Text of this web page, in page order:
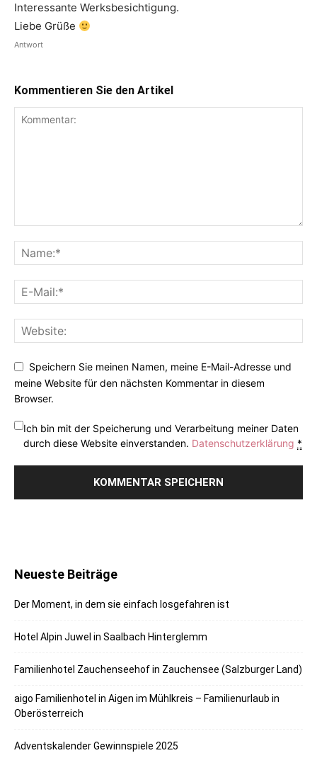
Interessante Werksbesichtigung.
Liebe Grüße
Antwort
Kommentieren Sie den Artikel
Speichern Sie meinen Namen, meine E-Mail-Adresse und
meine Website für den nächsten Kommentar in diesem
Browser.
Ich bin mit der Speicherung und Verarbeitung meiner Daten
durch diese Website einverstanden. Datenschutzerklärung *
Neueste Beiträge
Der Moment, in dem sie einfach losgefahren ist
Hotel Alpin Juwel in Saalbach Hinterglemm
Familienhotel Zauchenseehof in Zauchensee (Salzburger Land)
aigo Familienhotel in Aigen im Mühlkreis – Familienurlaub in
Oberösterreich
Adventskalender Gewinnspiele 2025